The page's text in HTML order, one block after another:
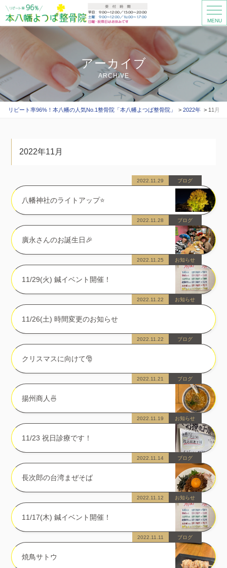
MENU
アーカイブ
ARCHIVE
リピート率96%！本八幡の人気No.1整骨院「本八幡よつば整骨院」 2022年 11月
2022年11月
八幡神社のライトアップ⭐️
2022.11.29 ブログ
廣永さんのお誕生日🎉
2022.11.28 ブログ
11/29(火) 鍼イベント開催！
2022.11.25 お知らせ
11/26(土) 時間変更のお知らせ
2022.11.22 お知らせ
クリスマスに向けて🎅
2022.11.22 ブログ
揚州商人🍜
2022.11.21 ブログ
11/23 祝日診療です！
2022.11.19 お知らせ
長次郎の台湾まぜそば
2022.11.14 ブログ
11/17(木) 鍼イベント開催！
2022.11.12 お知らせ
焼鳥サトウ
2022.11.11 ブログ